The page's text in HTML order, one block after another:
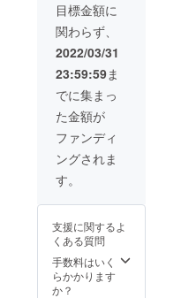
載 ※掲
載させ
て頂く
企業名
(社名)を
備考欄
へ必ず
記載し
て下さ
い
目標金額に
関わらず、
2022/03/31
23:59:59ま
でに集まっ
た金額が
ファンディ
ングされま
す。
支援に関するよ
くある質問
手数料はいく
らかかります
か？